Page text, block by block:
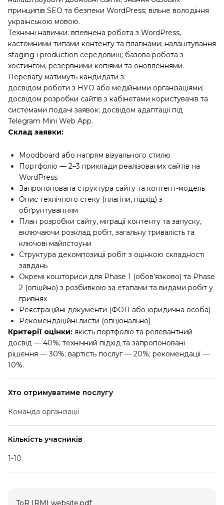
принципів SEO та безпеки WordPress; вільне володіння
українською мовою.
Технічні навички: впевнена робота з WordPress,
кастомними типами контенту та плагінами; налаштування
staging і production середовищ; базова робота з
хостингом, резервними копіями та оновленнями.
Перевагу матимуть кандидати з:
досвідом роботи з НУО або медійними організаціями;
досвідом розробки сайтів з кабінетами користувачів та
системами подачі заявок; досвідом адаптації під
Telegram Mini Web App.
Склад заявки:
Moodboard або напрям візуального стилю
Портфоліо — 2–3 приклади реалізованих сайтів на
WordPress
Запропонована структура сайту та контент-модель
Опис технічного стеку (плагіни, підхід) з
обґрунтуванням
План розробки сайту, міграції контенту та запуску,
включаючи розклад робіт, загальну тривалість та
ключові майлстоуни
Структура декомпозиції робіт з оцінкою складності
завдань
Окремі кошториси для Phase 1 (обов'язково) та Phase
2 (опційно) з розбивкою за етапами та видами робіт у
гривнях
Реєстраційні документи (ФОП або юридична особа)
Рекомендаційні листи (опціонально)
Критерії оцінки: якість портфоліо та релевантний
досвід — 40%; технічний підхід та запропоновані
рішення — 30%; вартість послуг — 20%; рекомендації —
10%.
Хто отримуватиме послугу
Команда організації
Кількість учасників
1-10
ToR IRMI website.pdf